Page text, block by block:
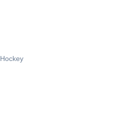
Hockey